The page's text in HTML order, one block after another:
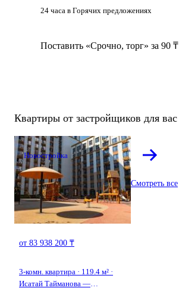
24 часа в Горячих предложениях
Поставить «Срочно, торг» за 90 ₸
Квартиры от застройщиков для вас
Новостройка
от 83 938 200 ₸
3-комн. квартира · 119.4 м² ·
Исатай Тайманова —
Смотреть все